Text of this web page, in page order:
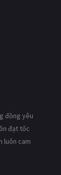
đồng yêu
đạt tốc
luôn cam